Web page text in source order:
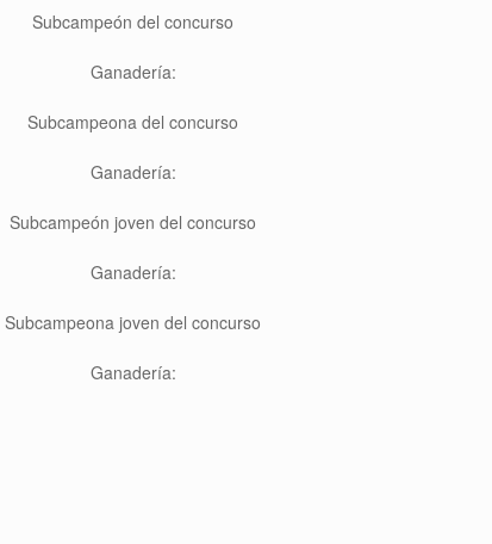
Subcampeón del concurso
Ganadería:
Subcampeona del concurso
Ganadería:
Subcampeón joven del concurso
Ganadería:
Subcampeona joven del concurso
Ganadería: